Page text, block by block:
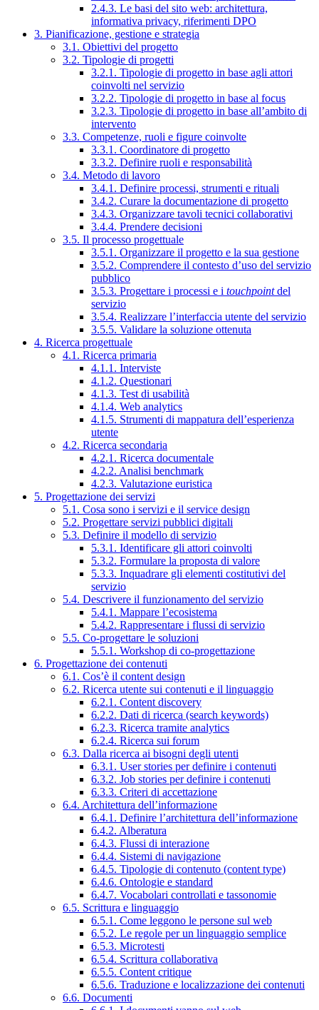
2.4.3. Le basi del sito web: architettura,
informativa privacy, riferimenti DPO
3. Pianificazione, gestione e strategia
3.1. Obiettivi del progetto
3.2. Tipologie di progetti
3.2.1. Tipologie di progetto in base agli attori
coinvolti nel servizio
3.2.2. Tipologie di progetto in base al focus
3.2.3. Tipologie di progetto in base all’ambito di
intervento
3.3. Competenze, ruoli e figure coinvolte
3.3.1. Coordinatore di progetto
3.3.2. Definire ruoli e responsabilità
3.4. Metodo di lavoro
3.4.1. Definire processi, strumenti e rituali
3.4.2. Curare la documentazione di progetto
3.4.3. Organizzare tavoli tecnici collaborativi
3.4.4. Prendere decisioni
3.5. Il processo progettuale
3.5.1. Organizzare il progetto e la sua gestione
3.5.2. Comprendere il contesto d’uso del servizio
pubblico
3.5.3. Progettare i processi e i touchpointdel
servizio
3.5.4. Realizzare l’interfaccia utente del servizio
3.5.5. Validare la soluzione ottenuta
4. Ricerca progettuale
4.1. Ricerca primaria
4.1.1. Interviste
4.1.2. Questionari
4.1.3. Test di usabilità
4.1.4. Web analytics
4.1.5. Strumenti di mappatura dell’esperienza
utente
4.2. Ricerca secondaria
4.2.1. Ricerca documentale
4.2.2. Analisi benchmark
4.2.3. Valutazione euristica
5. Progettazione dei servizi
5.1. Cosa sono i servizi e il service design
5.2. Progettare servizi pubblici digitali
5.3. Definire il modello di servizio
5.3.1. Identificare gli attori coinvolti
5.3.2. Formulare la proposta di valore
5.3.3. Inquadrare gli elementi costitutivi del
servizio
5.4. Descrivere il funzionamento del servizio
5.4.1. Mappare l’ecosistema
5.4.2. Rappresentare i flussi di servizio
5.5. Co-progettare le soluzioni
5.5.1. Workshop di co-progettazione
6. Progettazione dei contenuti
6.1. Cos’è il content design
6.2. Ricerca utente sui contenuti e il linguaggio
6.2.1. Content discovery
6.2.2. Dati di ricerca (search keywords)
6.2.3. Ricerca tramite analytics
6.2.4. Ricerca sui forum
6.3. Dalla ricerca ai bisogni degli utenti
6.3.1. User stories per definire i contenuti
6.3.2. Job stories per definire i contenuti
6.3.3. Criteri di accettazione
6.4. Architettura dell’informazione
6.4.1. Definire l’architettura dell’informazione
6.4.2. Alberatura
6.4.3. Flussi di interazione
6.4.4. Sistemi di navigazione
6.4.5. Tipologie di contenuto (content type)
6.4.6. Ontologie e standard
6.4.7. Vocabolari controllati e tassonomie
6.5. Scrittura e linguaggio
6.5.1. Come leggono le persone sul web
6.5.2. Le regole per un linguaggio semplice
6.5.3. Microtesti
6.5.4. Scrittura collaborativa
6.5.5. Content critique
6.5.6. Traduzione e localizzazione dei contenuti
6.6. Documenti